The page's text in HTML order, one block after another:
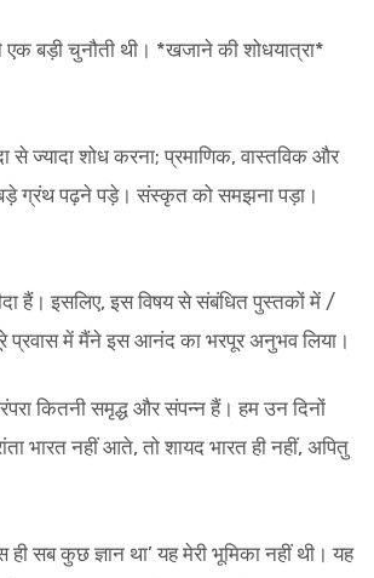
बड़ी चुनौती थी। *खजाने की शोधयात्रा*
से ज्यादा शोध करना; प्रमाणिक, वास्तविक और
ग्रंथ पढ़ने पड़े। संस्कृत को समझना पड़ा।
हैं। इसलिए, इस विषय से संबंधित पुस्तकों में /
में मैंने इस आनंद का भरपूर अनुभव लिया।
कितनी समृद्ध और संपन्न हैं। हम उन दिनों
भारत नहीं आते, तो शायद भारत ही नहीं, अपितु
ही सब कुछ ज्ञान था’ यह मेरी भूमिका नहीं थी। यह